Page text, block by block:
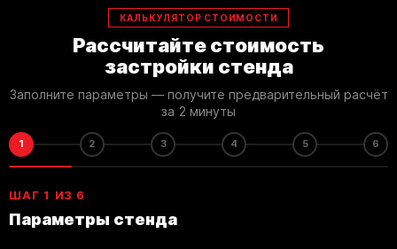
КАЛЬКУЛЯТОР СТОИМОСТИ
Рассчитайте стоимость
застройки стенда
Заполните параметры — получите предварительный расчёт
за 2 минуты
1 2 3 4 5 6
ШАГ 1 ИЗ 6
Параметры стенда